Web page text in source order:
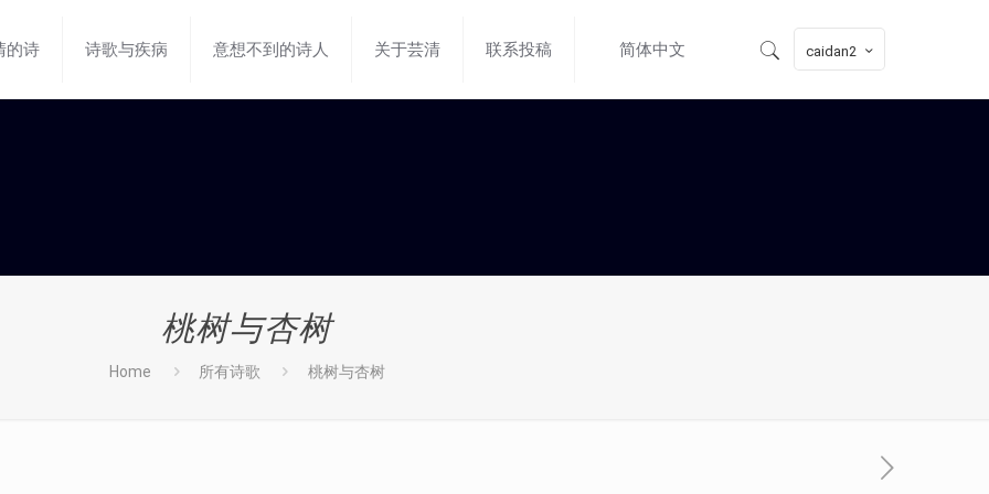
的诗 诗歌与疾病 意想不到的诗人 关于芸清 联系投稿 简体中文 caidan2
桃树与杏树
Home 所有诗歌 桃树与杏树